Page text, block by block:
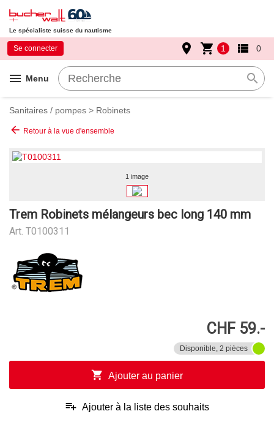
Le spécialiste suisse du nautisme
menu Menu search
Se connecter place shopping_cart 1 view_list 0
Sanitaires / pompes > Robinets
arrow_back Retour à la vue d'ensemble
1 image
Trem Robinets mélangeurs bec long 140 mm
Art. T0100311
CHF 59.-
Disponible, 2 pièces
shopping_cart Ajouter au panier
playlist_add Ajouter à la liste des souhaits